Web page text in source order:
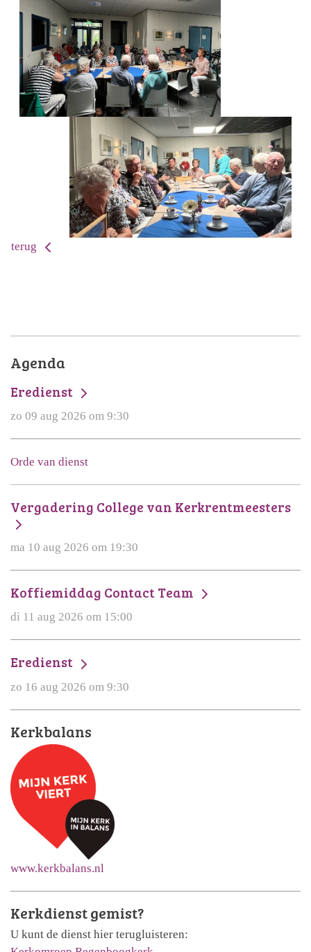
terug
Agenda
Eredienst
zo 09 aug 2026 om 9:30
Orde van dienst
Vergadering College van Kerkrentmeesters
ma 10 aug 2026 om 19:30
Koffiemiddag Contact Team
di 11 aug 2026 om 15:00
Eredienst
zo 16 aug 2026 om 9:30
Kerkbalans
www.kerkbalans.nl
Kerkdienst gemist?
U kunt de dienst hier terugluisteren: